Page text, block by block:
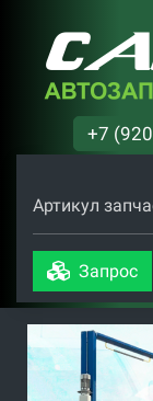
+7
Артикул
Запрос